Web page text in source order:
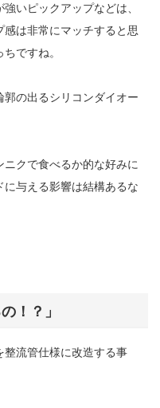
いピックアップなどは、
は非常にマッチすると思
ですね。
の出るシリコンダイオー
クで食べるか的な好みに
与える影響は結構あるな
！？」
整流管仕様に改造する事